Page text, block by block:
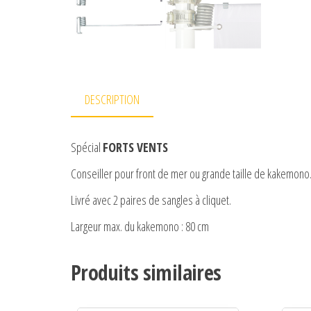
DESCRIPTION
Spécial FORTS VENTS
Conseiller pour front de mer ou grande taille de kakemono.
Livré avec 2 paires de sangles à cliquet.
Largeur max. du kakemono : 80 cm
Produits similaires